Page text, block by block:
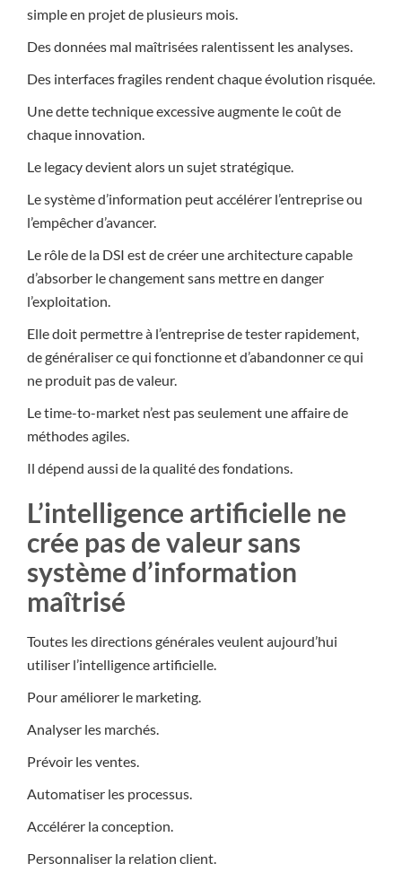
simple en projet de plusieurs mois.
Des données mal maîtrisées ralentissent les analyses.
Des interfaces fragiles rendent chaque évolution risquée.
Une dette technique excessive augmente le coût de
chaque innovation.
Le legacy devient alors un sujet stratégique.
Le système d’information peut accélérer l’entreprise ou
l’empêcher d’avancer.
Le rôle de la DSI est de créer une architecture capable
d’absorber le changement sans mettre en danger
l’exploitation.
Elle doit permettre à l’entreprise de tester rapidement,
de généraliser ce qui fonctionne et d’abandonner ce qui
ne produit pas de valeur.
Le time-to-market n’est pas seulement une affaire de
méthodes agiles.
Il dépend aussi de la qualité des fondations.
L’intelligence artificielle ne
crée pas de valeur sans
système d’information
maîtrisé
Toutes les directions générales veulent aujourd’hui
utiliser l’intelligence artificielle.
Pour améliorer le marketing.
Analyser les marchés.
Prévoir les ventes.
Automatiser les processus.
Accélérer la conception.
Personnaliser la relation client.